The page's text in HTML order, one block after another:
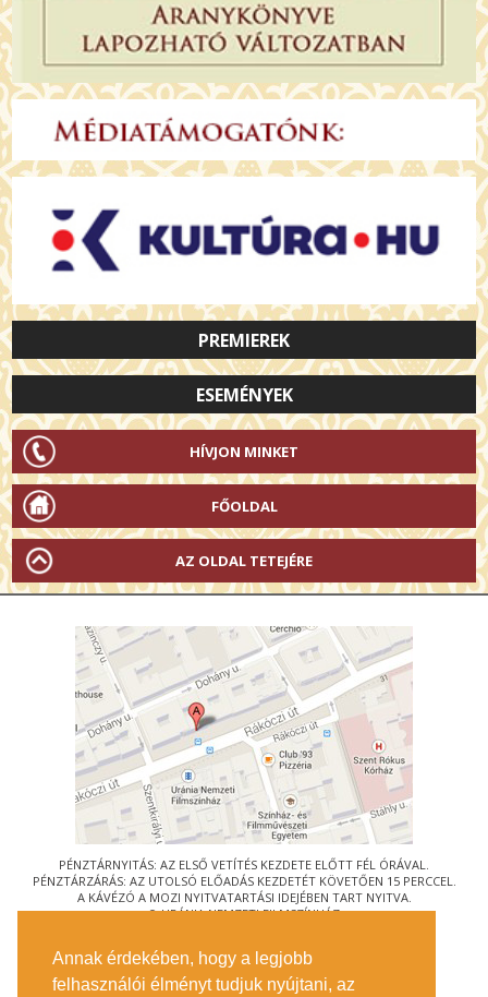
Annak érdekében, hogy a legjobb
felhasználói élményt tudjuk nyújtani, az
PREMIEREK
ESEMÉNYEK
HÍVJON MINKET
FŐOLDAL
AZ OLDAL TETEJÉRE
PÉNZTÁRNYITÁS: AZ ELSŐ VETÍTÉS KEZDETE ELŐTT FÉL ÓRÁVAL.
PÉNZTÁRZÁRÁS: AZ UTOLSÓ ELŐADÁS KEZDETÉT KÖVETŐEN 15 PERCCEL.
A KÁVÉZÓ A MOZI NYITVATARTÁSI IDEJÉBEN TART NYITVA.
© URÁNIA NEMZETI FILMSZÍNHÁZ
1088 BUDAPEST, RÁKÓCZI ÚT 21.